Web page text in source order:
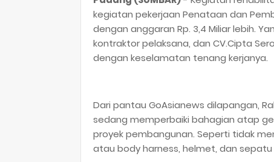
kegiatan pekerjaan Penataan dan
dengan anggaran Rp. 3,4 Miliar lebih.
kontraktor pelaksana, dan CV.Cipta
dengan keselamatan tenang kerjanya.
Dari pantau GoAsianews dilapangan,
sedang memperbaiki bahagian atap
proyek pembangunan. Seperti tidak
atau body harness, helmet, dan